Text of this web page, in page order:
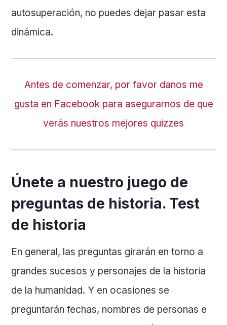
autosuperación, no puedes dejar pasar esta
dinámica.
Antes de comenzar, por favor danos me
gusta en Facebook para asegurarnos de que
verás nuestros mejores quizzes
Únete a nuestro juego de
preguntas de historia. Test
de historia
En general, las preguntas girarán en torno a
grandes sucesos y personajes de la historia
de la humanidad. Y en ocasiones se
preguntarán fechas, nombres de personas e